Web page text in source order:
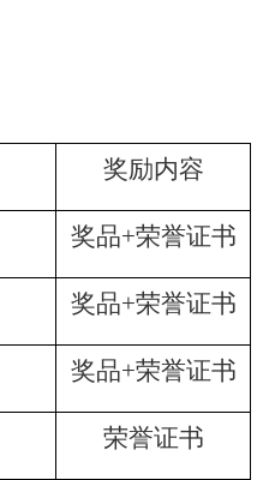
奖励内容
奖品+荣誉证书
奖品+荣誉证书
奖品+荣誉证书
荣誉证书